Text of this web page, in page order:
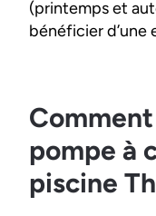
(printemps et
bénéficier d’une
pompe à
piscine